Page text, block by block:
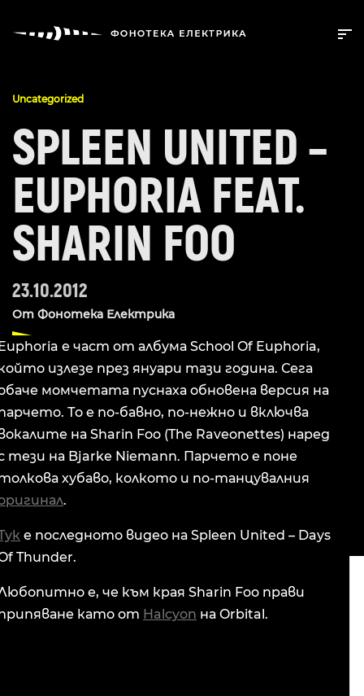
Uncategorized
SPLEEN UNITED –
EUPHORIA FEAT.
SHARIN FOO
23.10.2012
От Фонотека Електрика
е част от албума School Of Euphoria,
излезе през януари тази година. Сега
момчетата пуснаха обновена версия на
То е по-бавно, по-нежно и включва
на Sharin Foo (The Raveonettes) наред
тези на Bjarke Niemann. Парчето е поне
хубаво, колкото и по-танцувалния
.
е последното видео на Spleen United – Days
Thunder.
е, че към края Sharin Foo прави
като от Halcyon на Orbital.